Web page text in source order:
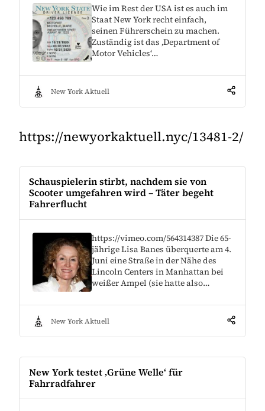
Wie im Rest der USA ist es auch im
Staat New York recht einfach,
seinen Führerschein zu machen.
Zuständig ist das ‚Department of
Motor Vehicles‘…
New York Aktuell
https://newyorkaktuell.nyc/13481-2/
Schauspielerin stirbt, nachdem sie von
Scooter umgefahren wird – Täter begeht
Fahrerflucht
https://vimeo.com/564314387 Die 65-
jährige Lisa Banes überquerte am 4.
Juni eine Straße in der Nähe des
Lincoln Centers in Manhattan bei
weißer Ampel (sie hatte also…
New York Aktuell
New York testet ‚Grüne Welle‘ für
Fahrradfahrer